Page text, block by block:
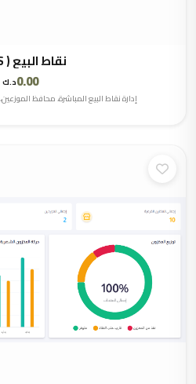
نقاط البيع ( POS )
0.00د.ك
إدارة نقاط البيع المباشرة، محافظ